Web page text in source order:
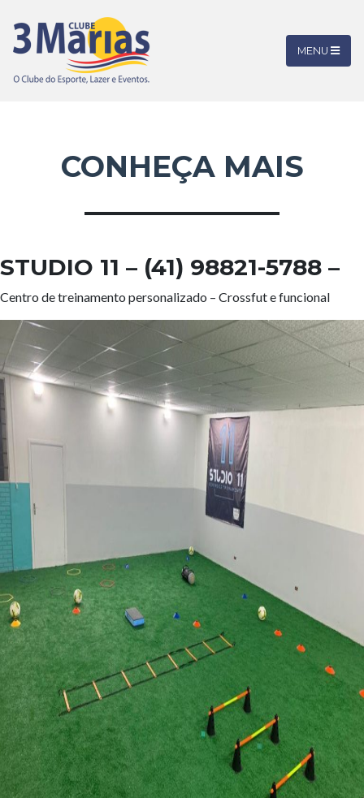
MENU
CONHEÇA MAIS
STUDIO 11 – (41) 98821-5788 –
Centro de treinamento personalizado – Crossfut e funcional